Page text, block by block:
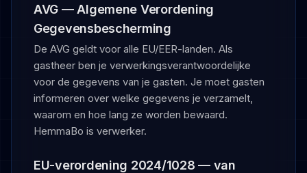
AVG — Algemene Verordening
Gegevensbescherming
De AVG geldt voor alle EU/EER-landen. Als
gastheer ben je verwerkingsverantwoordelijke
voor de gegevens van je gasten. Je moet gasten
informeren over welke gegevens je verzamelt,
waarom en hoe lang ze worden bewaard.
HemmaBo is verwerker.
EU-verordening 2024/1028 — van